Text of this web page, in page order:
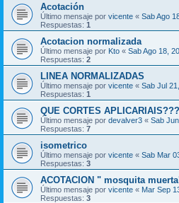
Acotación
Último mensaje por vicente « Sab Ago
Respuestas: 1
Acotacion normalizada
Último mensaje por Kto « Sab Ago 18,
Respuestas: 2
LINEA NORMALIZADAS
Último mensaje por vicente « Sab Jul
Respuestas: 1
QUE CORTES APLICARIAIS???
Último mensaje por devalver3 « Sab
Respuestas: 7
isometrico
Último mensaje por vicente « Sab Mar
Respuestas: 3
ACOTACION " mosquita
Último mensaje por vicente « Mar Sep
Respuestas: 3